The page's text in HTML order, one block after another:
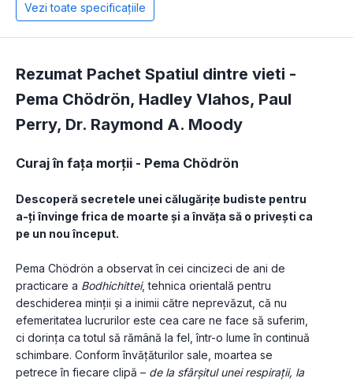
Vezi toate specificațiile
Rezumat Pachet Spatiul dintre vieti -
Pema Chödrön, Hadley Vlahos, Paul
Perry, Dr. Raymond A. Moody
Curaj în fața morții - Pema Chödrön
Descoperă secretele unei călugărițe budiste pentru
a-ți învinge frica de moarte și a învăța să o privești ca
pe un nou început.
Pema Chödrön a observat în cei cincizeci de ani de
practicare a Bodhichittei, tehnica orientală pentru
deschiderea minții și a inimii către neprevăzut, că nu
efemeritatea lucrurilor este cea care ne face să suferim,
ci dorința ca totul să rămână la fel, într-o lume în continuă
schimbare. Conform învățăturilor sale, moartea se
petrece în fiecare clipă – de la sfârșitul unei respirații, la